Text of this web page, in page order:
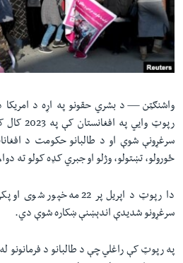
مخکې
مرکزي
اداریه
Learning English
ژبې
واشنګټن — د بشري حقونو په اړه د امریکا
رپوټ
سرغړونې شوې او د طالبانو حکومت د
ځورولو، تښتولو، وژلو او جبري کډه کولو ته
دا رپوټ د اپریل پر 22مه
سرغړونو شدیدې اندېښنې ښکاره شوې دي.
په رپوټ کې راغلي چې د طالبانو د فرمانونو له